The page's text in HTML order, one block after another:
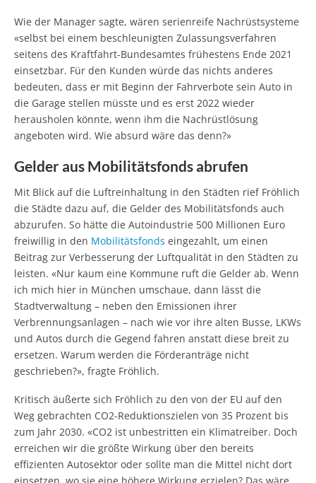
Wie der Manager sagte, wären serienreife Nachrüstsysteme
«selbst bei einem beschleunigten Zulassungsverfahren
seitens des Kraftfahrt-Bundesamtes frühestens Ende 2021
einsetzbar. Für den Kunden würde das nichts anderes
bedeuten, dass er mit Beginn der Fahrverbote sein Auto in
die Garage stellen müsste und es erst 2022 wieder
herausholen könnte, wenn ihm die Nachrüstlösung
angeboten wird. Wie absurd wäre das denn?»
Gelder aus Mobilitätsfonds abrufen
Mit Blick auf die Luftreinhaltung in den Städten rief Fröhlich
die Städte dazu auf, die Gelder des Mobilitätsfonds auch
abzurufen. So hätte die Autoindustrie 500 Millionen Euro
freiwillig in den Mobilitätsfonds eingezahlt, um einen
Beitrag zur Verbesserung der Luftqualität in den Städten zu
leisten. «Nur kaum eine Kommune ruft die Gelder ab. Wenn
ich mich hier in München umschaue, dann lässt die
Stadtverwaltung – neben den Emissionen ihrer
Verbrennungsanlagen – nach wie vor ihre alten Busse, LKWs
und Autos durch die Gegend fahren anstatt diese breit zu
ersetzen. Warum werden die Förderanträge nicht
geschrieben?», fragte Fröhlich.
Kritisch äußerte sich Fröhlich zu den von der EU auf den
Weg gebrachten CO2-Reduktionszielen von 35 Prozent bis
zum Jahr 2030. «CO2 ist unbestritten ein Klimatreiber. Doch
erreichen wir die größte Wirkung über den bereits
effizienten Autosektor oder sollte man die Mittel nicht dort